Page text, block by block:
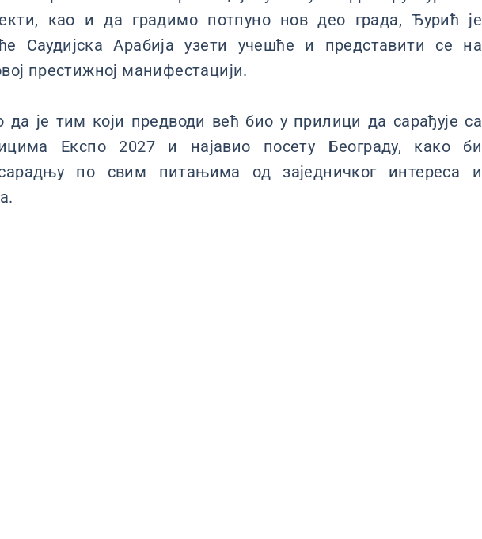
као и да градимо потпуно нов део града, Ђурић је
Саудијска Арабија узети учешће и представити се на
престижној манифестацији.
да је тим који предводи већ био у прилици да сарађује са
Експо 2027 и најавио посету Београду, како би
сарадњу по свим питањима од заједничког интереса и